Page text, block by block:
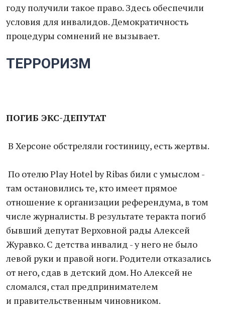
году получили такое право. Здесь обеспечили
условия для инвалидов. Демократичность
процедуры сомнений не вызывает.
ТЕРРОРИЗМ
ПОГИБ ЭКС-ДЕПУТАТ
В Херсоне обстреляли гостиницу, есть жертвы.
По отелю Play Hotel by Ribas били с умыслом -
там остановились те, кто имеет прямое
отношение к организации референдума, в том
числе журналисты. В результате теракта погиб
бывший депутат Верховной рады Алексей
Журавко. С детства инвалид - у него не было
левой руки и правой ноги. Родители отказались
от него, сдав в детский дом. Но Алексей не
сломался, стал предпринимателем
и правительственным чиновником.